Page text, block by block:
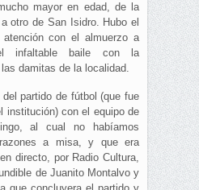
mayor en edad, de la
otro de San Isidro. Hubo el
con el almuerzo a
infaltable baile con la
damitas de la localidad.
partido de fútbol (que fue
institución) con el equipo de
al cual no habíamos
a misa, y que era
directo, por Radio Cultura,
de Juanito Montalvo y